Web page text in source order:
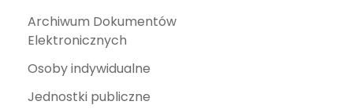
Archiwum Dokumentów
Elektronicznych
Osoby indywidualne
Jednostki publiczne